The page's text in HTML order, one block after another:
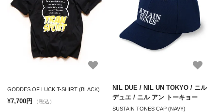
GODDES OF LUCK T-SHIRT (BLACK)
¥7,700円 （税込）
NIL DUE / NIL UN TOKYO / ニル
デュエ / ニル アン トーキョー
SUSTAIN TONES CAP (NAVY)